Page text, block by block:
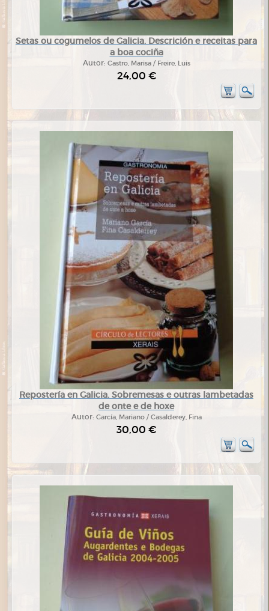
Setas ou cogumelos de Galicia. Descrición e receitas para
a boa cociña
Autor: Castro, Marisa / Freire, Luis
24,00 €
Repostería en Galicia. Sobremesas e outras lambetadas
de onte e de hoxe
Autor: García, Mariano / Casalderey, Fina
30,00 €